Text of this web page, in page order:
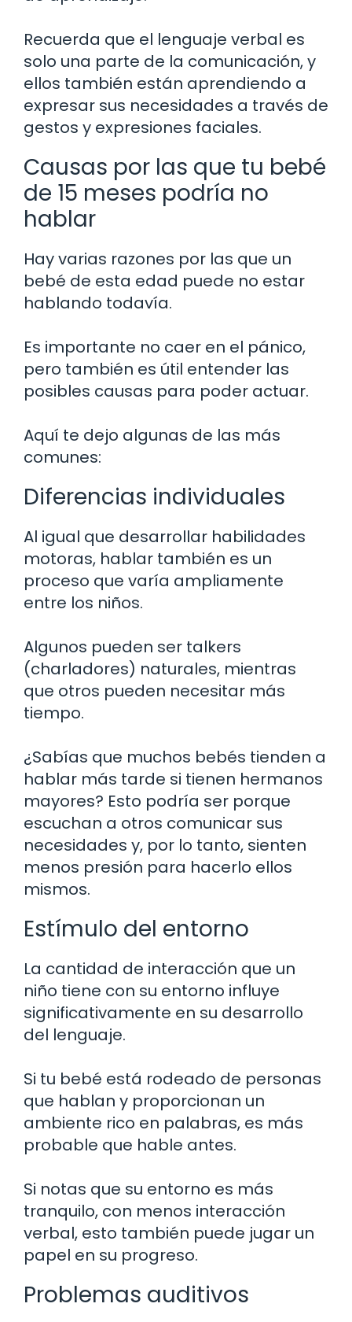
Recuerda que el lenguaje verbal es
solo una parte de la comunicación, y
ellos también están aprendiendo a
expresar sus necesidades a través de
gestos y expresiones faciales.
Causas por las que tu bebé
de 15 meses podría no
hablar
Hay varias razones por las que un
bebé de esta edad puede no estar
hablando todavía.
Es importante no caer en el pánico,
pero también es útil entender las
posibles causas para poder actuar.
Aquí te dejo algunas de las más
comunes:
Diferencias individuales
Al igual que desarrollar habilidades
motoras, hablar también es un
proceso que varía ampliamente
entre los niños.
Algunos pueden ser talkers
(charladores) naturales, mientras
que otros pueden necesitar más
tiempo.
¿Sabías que muchos bebés tienden a
hablar más tarde si tienen hermanos
mayores? Esto podría ser porque
escuchan a otros comunicar sus
necesidades y, por lo tanto, sienten
menos presión para hacerlo ellos
mismos.
Estímulo del entorno
La cantidad de interacción que un
niño tiene con su entorno influye
significativamente en su desarrollo
del lenguaje.
Si tu bebé está rodeado de personas
que hablan y proporcionan un
ambiente rico en palabras, es más
probable que hable antes.
Si notas que su entorno es más
tranquilo, con menos interacción
verbal, esto también puede jugar un
papel en su progreso.
Problemas auditivos